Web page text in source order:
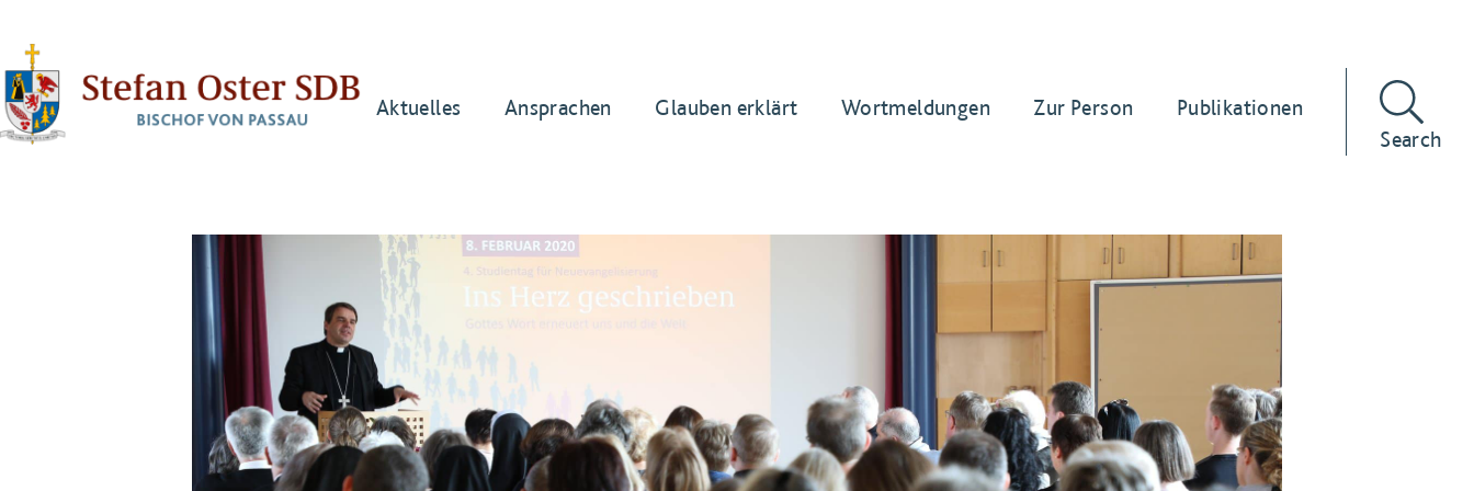
Aktuelles Ansprachen Glauben erklärt Wortmeldungen Zur Person
Publikationen
Search